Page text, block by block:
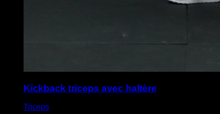
Kickback triceps avec haltère
Triceps